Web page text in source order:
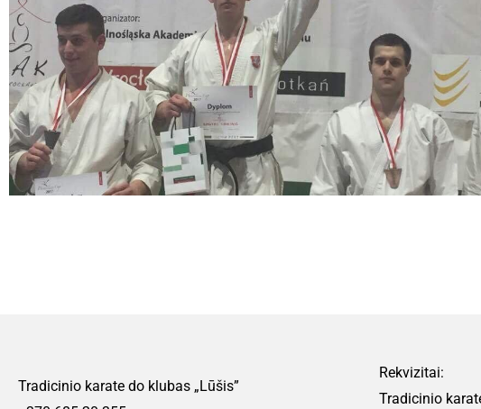
Tradicinio karate do klubas „Lūšis”
Rekvizitai:
Tradicinio